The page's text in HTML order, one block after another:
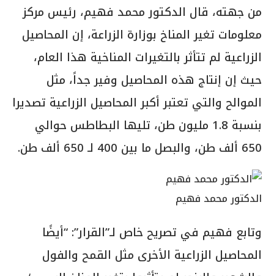
من جهته، قال الدكتور محمد فهيم، رئيس مركز
معلومات تغير المناخ بوزارة الزراعة، إن المحاصيل
الزراعية لم تتأثر بالتغيرات المناخية هذا العام،
حيث إن إنتاج هذه المحاصيل وفير جداً، مثل
الموالح والتي تعتبر أكبر المحاصيل الزراعية تصديرا
بنسبة 1.8 مليون طن، تليها البطاطس حوالي
650 ألف طن، والبصل ما بين 400 لـ 650 ألف طن.
الدكتور محمد فهيم
وتابع فهيم في تصريح خاص لـ”القرار”: “أيضًا
المحاصيل الزراعية الأخرى مثل القمح والفول